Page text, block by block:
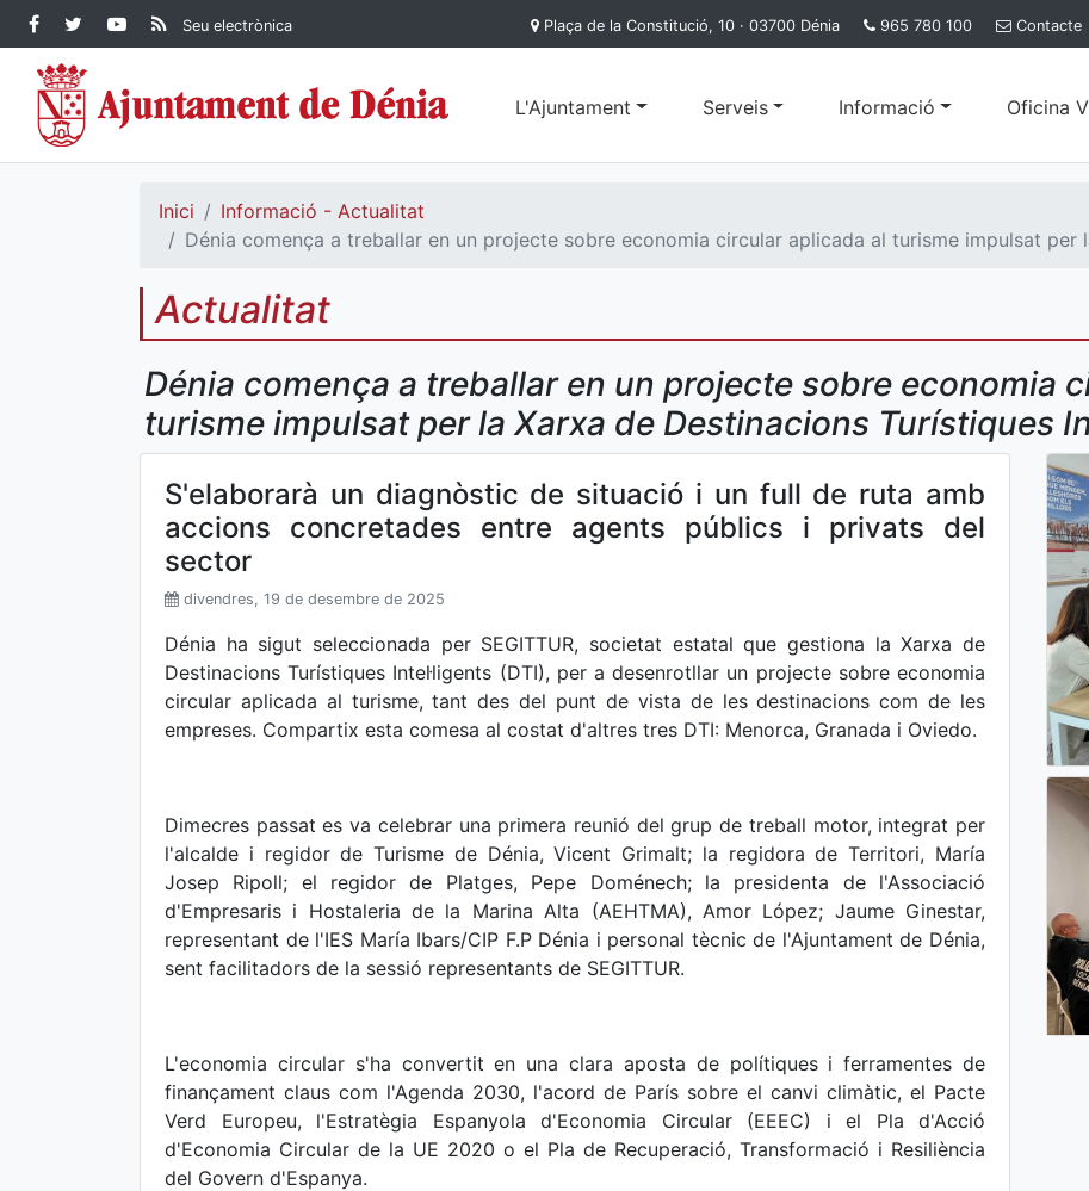
Contingut principal
Facebook Ajuntament de
Dénia
Twitter Ajuntament de
Dénia
YouTube Ajuntament
de Dénia
RSS Actualitat
Ajuntament de
Seu electrònica Plaça de la Constitució, 10 · 03700 Dénia 965 780 100 Contacte
L'Ajuntament Serveis Informació Oficina
Inici
Informació - Actualitat
Dénia comença a treballar en un projecte sobre economia circular aplicada al turisme impulsat per
Actualitat
Dénia comença a treballar en un projecte sobre economia
turisme impulsat per la Xarxa de Destinacions Turístiques
S'elaborarà un diagnòstic de situació i un full de ruta amb
accions concretades entre agents públics i privats del
sector
divendres, 19 de desembre de 2025
Dénia ha sigut seleccionada per SEGITTUR, societat estatal que gestiona la Xarxa de
Destinacions Turístiques Intel·ligents (DTI), per a desenrotllar un projecte sobre economia
circular aplicada al turisme, tant des del punt de vista de les destinacions com de les
empreses. Compartix esta comesa al costat d'altres tres DTI: Menorca, Granada i Oviedo.
Dimecres passat es va celebrar una primera reunió del grup de treball motor, integrat per
l'alcalde i regidor de Turisme de Dénia, Vicent Grimalt; la regidora de Territori, María
Josep Ripoll; el regidor de Platges, Pepe Doménech; la presidenta de l'Associació
d'Empresaris i Hostaleria de la Marina Alta (AEHTMA), Amor López; Jaume Ginestar,
representant de l'IES María Ibars/CIP F.P Dénia i personal tècnic de l'Ajuntament de Dénia,
sent facilitadors de la sessió representants de SEGITTUR.
L'economia circular s'ha convertit en una clara aposta de polítiques i ferramentes de
finançament claus com l'Agenda 2030, l'acord de París sobre el canvi climàtic, el Pacte
Verd Europeu, l'Estratègia Espanyola d'Economia Circular (EEEC) i el Pla d'Acció
d'Economia Circular de la UE 2020 o el Pla de Recuperació, Transformació i Resiliència
del Govern d'Espanya.